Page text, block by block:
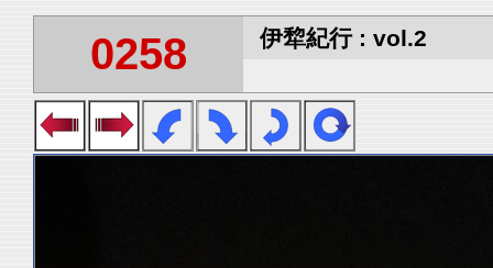
0258 伊犂紀行 : vol.2